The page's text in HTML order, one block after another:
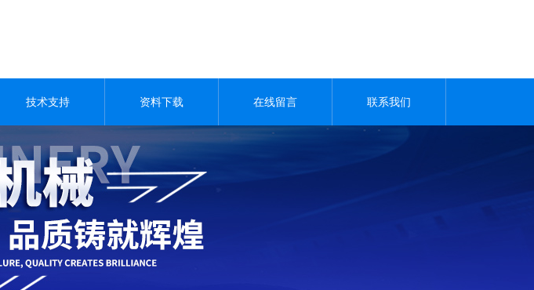
技术支持 资料下载 在线留言 联系我们